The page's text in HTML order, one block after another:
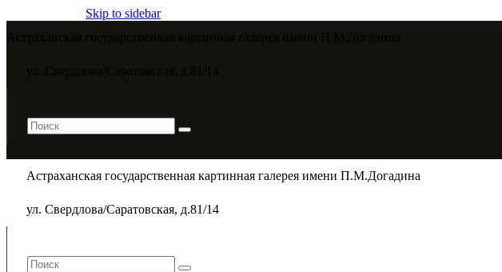
Skip to sidebar
Астраханская государственная картинная галерея имени П.М.Догадина​
ул. Свердлова/Саратовская, д.81/14